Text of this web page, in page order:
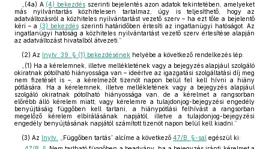
„(4a) A (4) bekezdés szerinti bejelentés azon adatok tekintetében, amelyeket
más nyilvántartás közhitelesen tartalmaz, úgy is teljesíthető, hogy az
adatváltozásról a közhiteles nyilvántartást vezető szerv – ha ezt tőle a bejelentő
kéri – a (3) bekezdésszerinti határidőben értesíti az ingatlanügyi hatóságot. Az
ingatlanügyi hatóság a közhiteles nyilvántartást vezető szerv értesítése alapján
az adatváltozást hivatalból átvezeti.”
(2) Az Inytv. 39. § (1) bekezdésének helyébe a következő rendelkezés lép:
„(1) Ha a kérelemnek, illetve mellékletének vagy a bejegyzés alapjául szolgáló
okiratnak pótolható hiányossága van – ideértve az igazgatási szolgáltatási díj meg
nem fizetését is –, a kérelmezőt tizenöt napon belül fel kell hívni a hiány
pótlására. Ha a kérelemnek, illetve mellékletének vagy a bejegyzés alapjául
szolgáló okiratnak pótolható hiányossága van, de a kérelmet a rangsorban
előrébb álló kérelem miatt, vagy kérelemre a tulajdonjog-bejegyzési engedély
benyújtásáig függőben kell tartani, a hiánypótlási felhívást a rangsorban
megelőző kérelem elbírálásának napjától, illetve a tulajdonjog-bejegyzési
engedély benyújtásának napjától számított tizenöt napon belül kell kiadni.”
(3) Az Inytv. „Függőben tartás” alcíme a következő 47/B. §-sal egészül ki: